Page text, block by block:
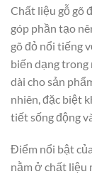
Chất liệu gỗ gõ
góp phần tạo
gõ đỏ nổi tiếng
biến dạng
dài cho sản
nhiên, đặc biệt
tiết sống động
Điểm nổi bật
nằm ở chất liệu